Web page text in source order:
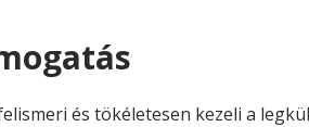
és tökéletesen kezeli a